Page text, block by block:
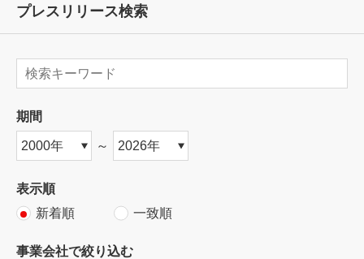
プレスリリース検索
期間
～
表示順
新着順
一致順
事業会社で絞り込む